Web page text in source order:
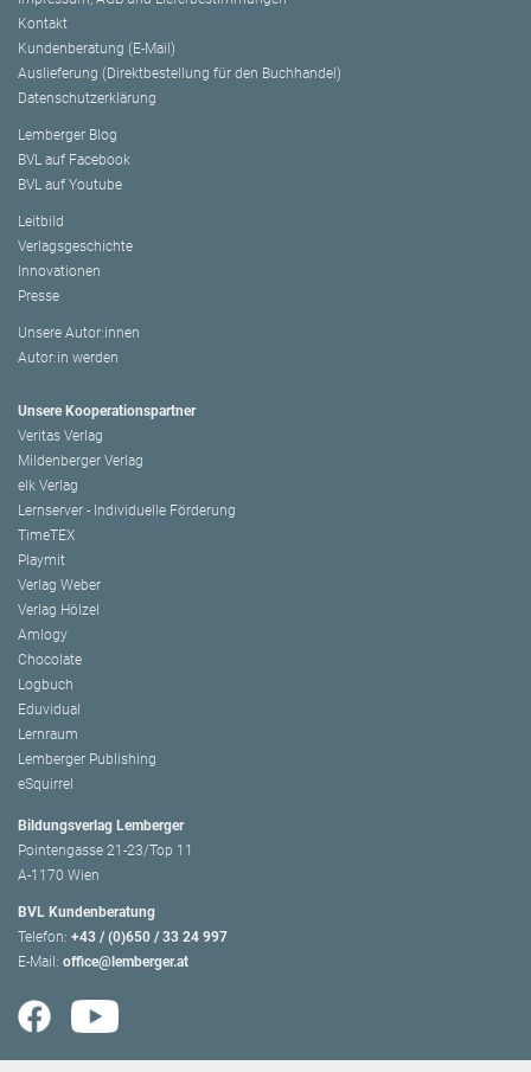
Kontakt
Kundenberatung (E-Mail)
Auslieferung (Direktbestellung für den Buchhandel)
Datenschutzerklärung
Lemberger Blog
BVL auf Facebook
BVL auf Youtube
Leitbild
Verlagsgeschichte
Innovationen
Presse
Unsere Autor:innen
Autor:in werden
Unsere Kooperationspartner
Veritas Verlag
Mildenberger Verlag
elk Verlag
Lernserver - Individuelle Förderung
TimeTEX
Playmit
Verlag Weber
Verlag Hölzel
Amlogy
Chocolate
Logbuch
Eduvidual
Lernraum
Lemberger Publishing
eSquirrel
Bildungsverlag Lemberger
Pointengasse 21-23/Top 11
A-1170 Wien
BVL Kundenberatung
Telefon: +43 / (0)650 / 33 24 997
E-Mail: office@lemberger.at